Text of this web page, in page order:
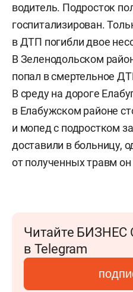
водитель. Подросток
госпитализирован.
в ДТП погибли двое
В Зеленодольском
попал в смертельное
В среду на дороге
в Елабужском районе
и мопед с подростком
доставили в больницу,
от полученных травм он
Читайте БИЗНЕС
в Telegram